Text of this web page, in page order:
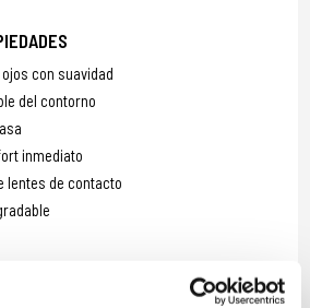
con suavidad
del contorno
inmediato
lentes de contacto